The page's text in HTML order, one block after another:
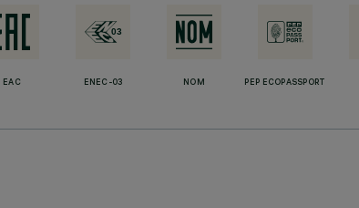
EAC ENEC-03 NOM PEP ECOPASSPORT